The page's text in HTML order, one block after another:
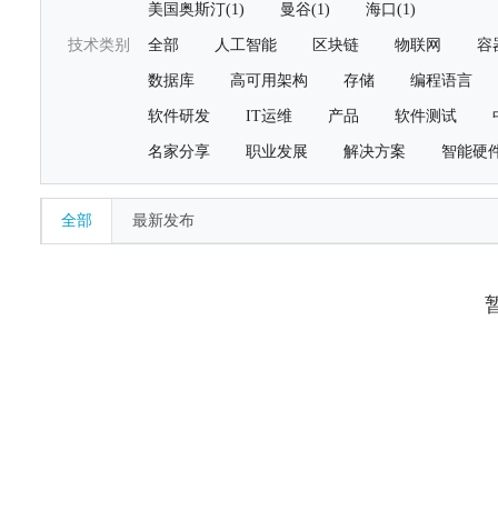
美国奥斯汀(1) 曼谷(1) 海口(1)
技术类别 全部 人工智能 区块链 物联网 容
数据库 高可用架构 存储 编程语言
软件研发 IT运维 产品 软件测试
名家分享 职业发展 解决方案 智能硬
全部 最新发布